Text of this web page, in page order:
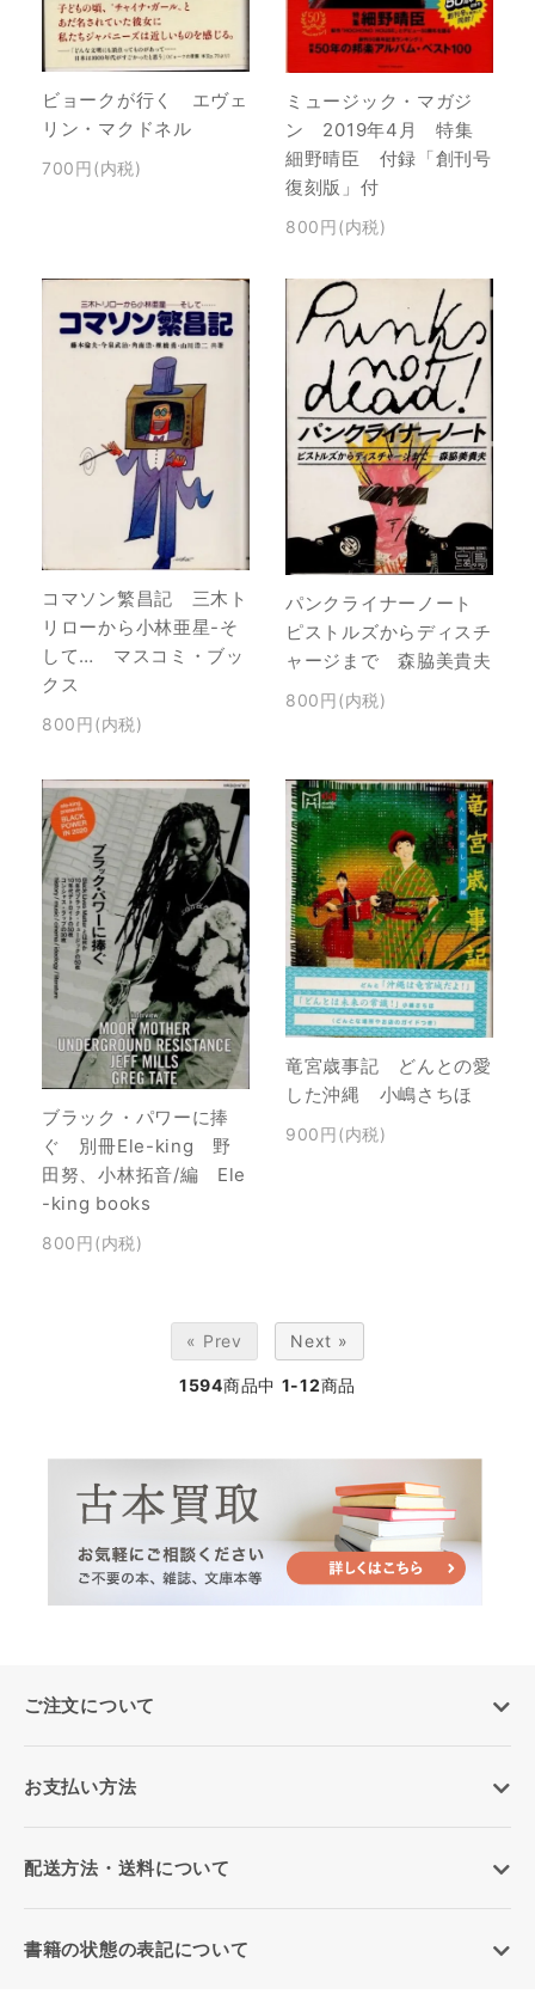
ビョークが行く エヴェ
リン・マクドネル
700円(内税)
ミュージック・マガジ
ン 2019年4月 特集
細野晴臣 付録「創刊号
復刻版」付
800円(内税)
コマソン繁昌記 三木ト
リローから小林亜星-そ
して… マスコミ・ブッ
クス
800円(内税)
パンクライナーノート
ピストルズからディスチ
ャージまで 森脇美貴夫
800円(内税)
ブラック・パワーに捧
ぐ 別冊Ele-king 野
田努、小林拓音/編 Ele
-king books
800円(内税)
竜宮歳事記 どんとの愛
した沖縄 小嶋さちほ
900円(内税)
« Prev Next »
1594商品中 1-12商品
ご注文について
お支払い方法
配送方法・送料について
書籍の状態の表記について